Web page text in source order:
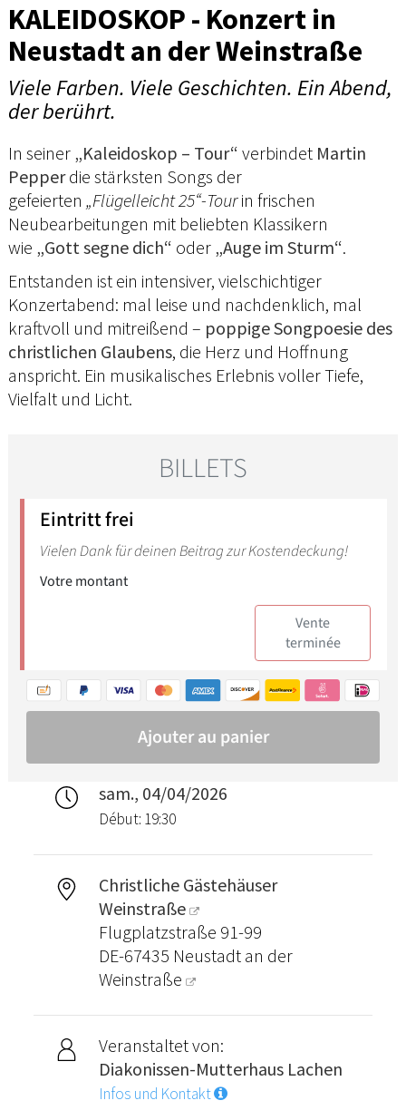
KALEIDOSKOP - Konzert in
Neustadt an der Weinstraße
Viele Farben. Viele Geschichten. Ein Abend,
der berührt.
In seiner „Kaleidoskop – Tour“ verbindet Martin
Pepperdie stärksten Songs der
gefeierten „Flügelleicht 25“-Tourin frischen
Neubearbeitungen mit beliebten Klassikern
wie „Gott segne dich“ oder „Auge im Sturm“.
Entstanden ist ein intensiver, vielschichtiger
Konzertabend: mal leise und nachdenklich, mal
kraftvoll und mitreißend – poppige Songpoesie des
christlichen Glaubens, die Herz und Hoffnung
anspricht. Ein musikalisches Erlebnis voller Tiefe,
Vielfalt und Licht.
sam., 04/04/2026
Début: 19:30
Christliche Gästehäuser
Weinstraße
Flugplatzstraße 91-99
DE-67435 Neustadt an der
Weinstraße
Veranstaltet von:
Diakonissen-Mutterhaus Lachen
Infos und Kontakt